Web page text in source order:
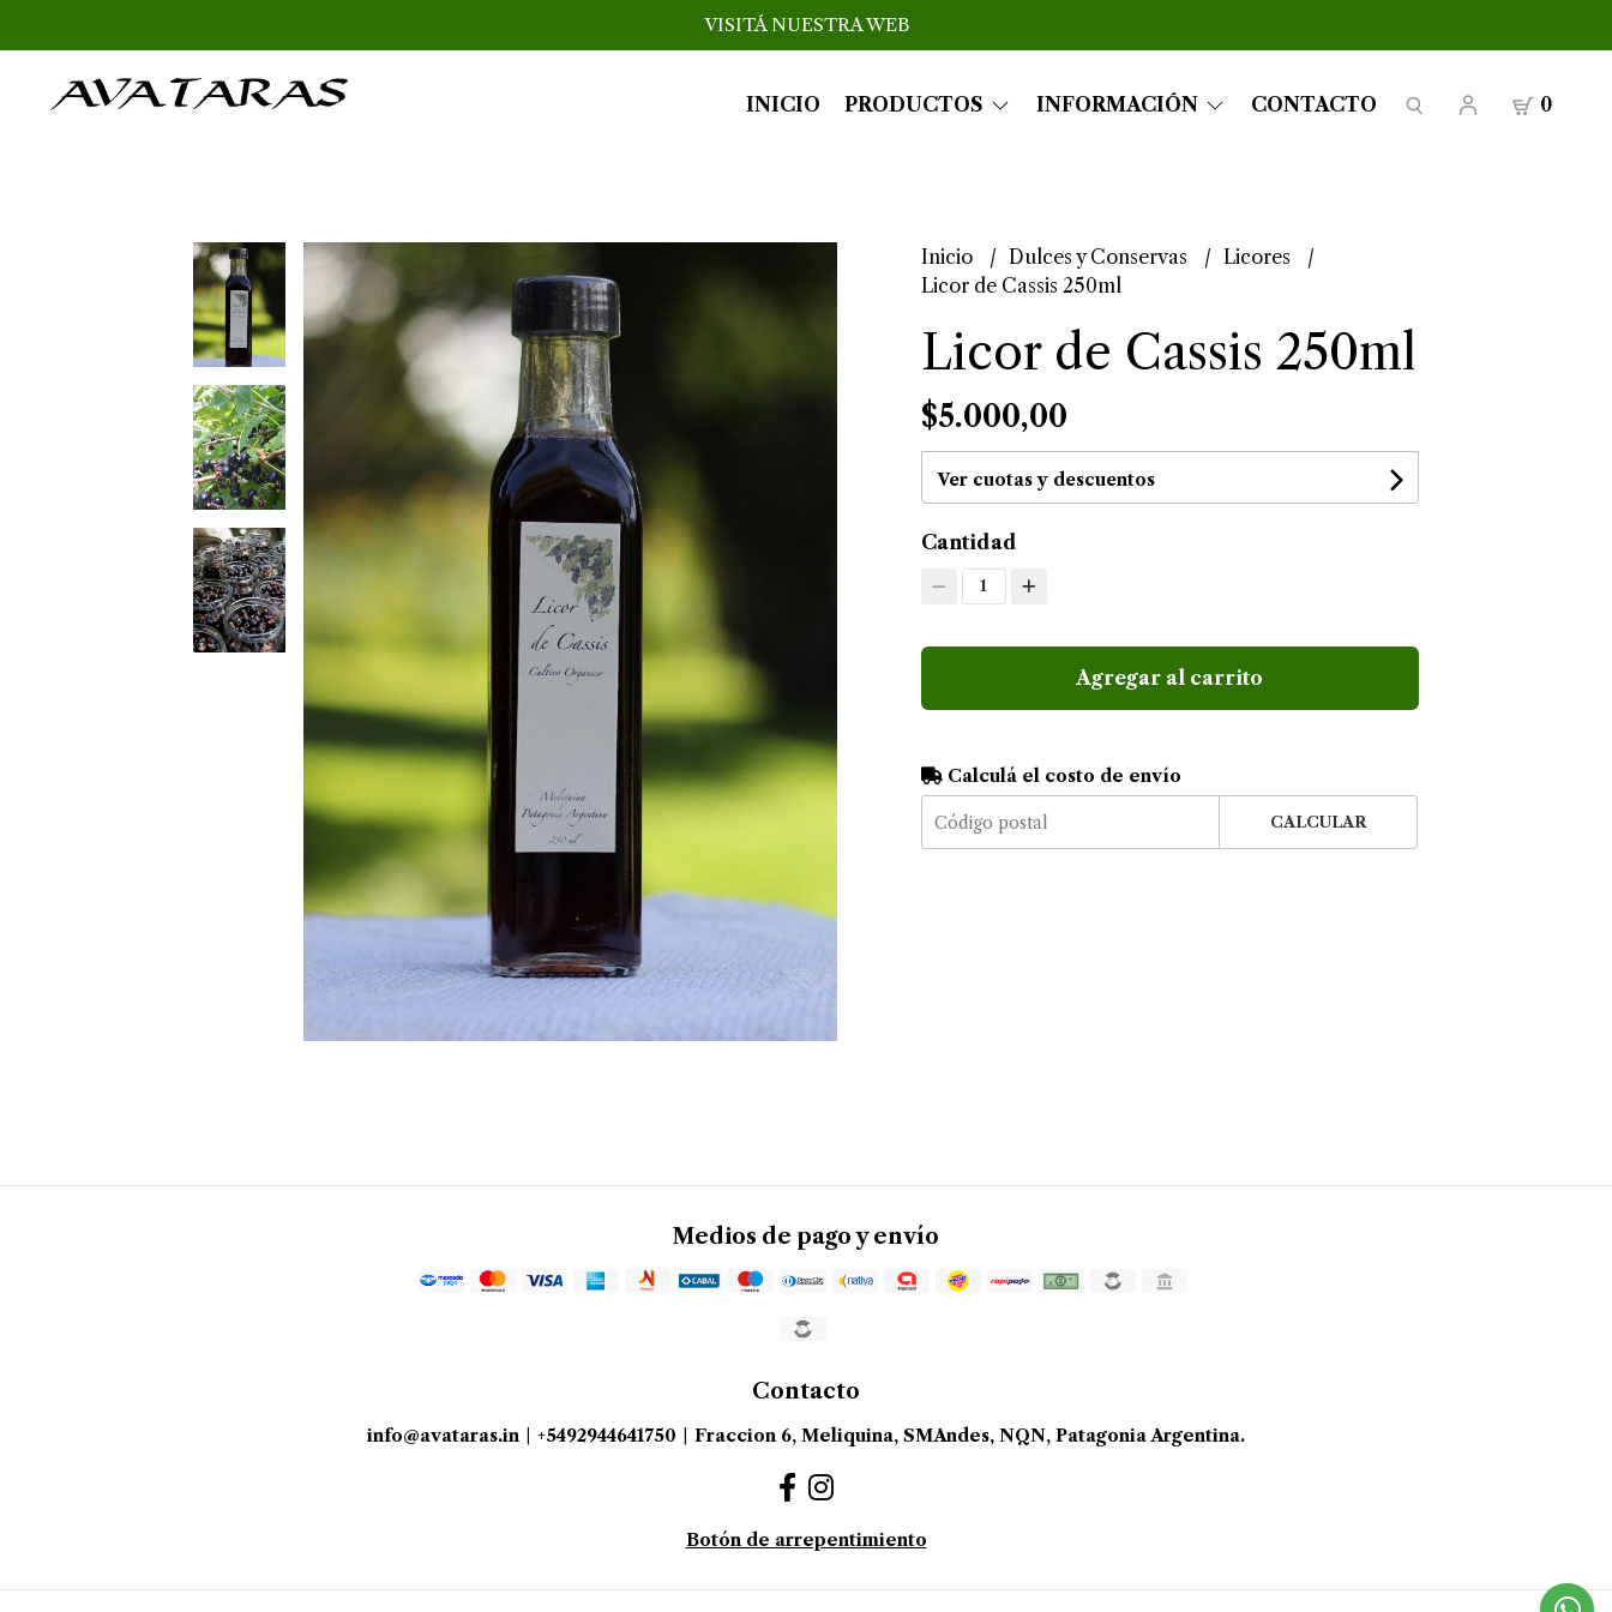
VISITÁ NUESTRA WEB
INICIO PRODUCTOS INFORMACIÓN CONTACTO 0
Inicio Dulces y Conservas
Licores
Licor de Cassis 250ml
Licor de Cassis 250ml
$5.000,00
Ver cuotas y descuentos
Cantidad
1
Agregar al carrito
Calculá el costo de envío
CALCULAR
Medios de pago y envío
Contacto
info@avataras.in +5492944641750 Fraccion 6, Meliquina, SMAndes, NQN, Patagonia Argentina.
Botón de arrepentimiento